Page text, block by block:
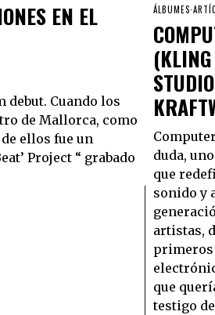
EN EL
debut. Cuando los
de Mallorca, como
ellos fue un
Project “ grabado
ÁLBUMES·
duda,
que
sonido y
artistas,
primeros
que
testigo